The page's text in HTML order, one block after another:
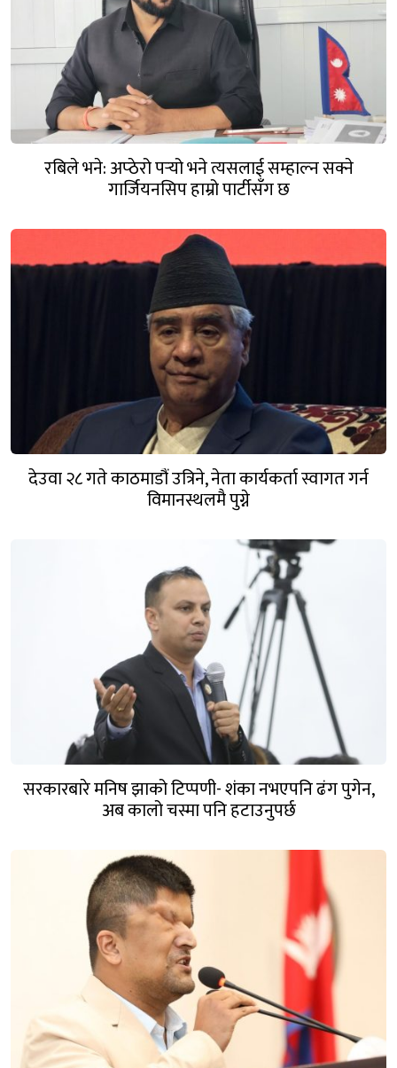
रबिले भने: अप्ठेरो पर्‍यो भने त्यसलाई सम्हाल्न सक्ने
गार्जियनसिप हाम्रो पार्टीसँग छ
देउवा २८ गते काठमाडौं उत्रिने, नेता कार्यकर्ता स्वागत गर्न
विमानस्थलमै पुग्ने
सरकारबारे मनिष झाको टिप्पणी- शंका नभएपनि ढंग पुगेन,
अब कालो चस्मा पनि हटाउनुपर्छ